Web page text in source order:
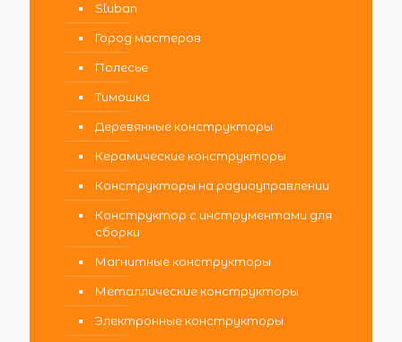
Sluban
Город мастеров
Полесье
Тимошка
Деревянные конструкторы
Керамические конструкторы
Конструкторы на радиоуправлении
Конструктор с инструментами для
сборки
Магнитные конструкторы
Металлические конструкторы
Электронные конструкторы